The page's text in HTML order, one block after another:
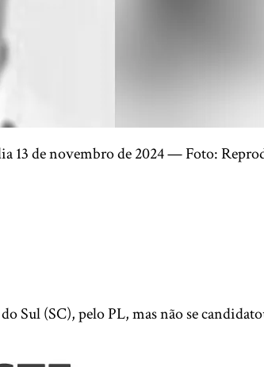
13 de novembro de 2024 — Foto:
Sul (SC), pelo PL, mas não se